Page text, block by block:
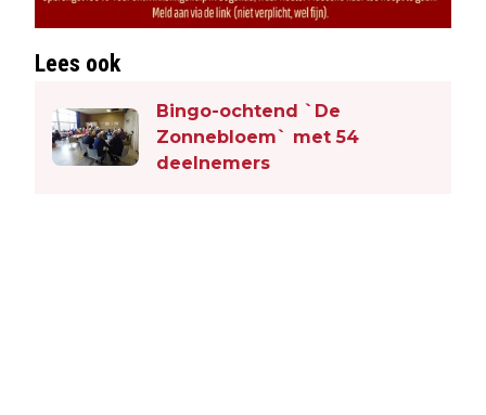
Lees ook
Bingo-ochtend `De
Zonnebloem` met 54
deelnemers